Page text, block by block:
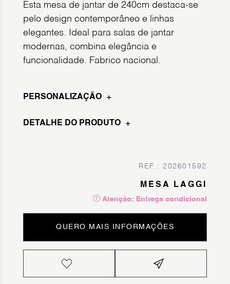
Esta mesa de jantar de 240cm destaca-se
pelo design contemporâneo e linhas
elegantes. Ideal para salas de jantar
modernas, combina elegância e
funcionalidade. Fabrico nacional.
PERSONALIZAÇÃO
DETALHE DO PRODUTO
REF.: 202601592
MESA LAGGI
Atenção: Entrega condicional
QUERO MAIS INFORMAÇÕES